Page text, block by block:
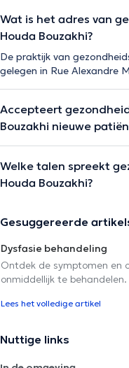
Wat is het adres van
Houda Bouzakhi?
De praktijk van
gelegen in Rue Alexandre
Accepteert
Bouzakhi nieuwe
Welke talen spreekt
Houda Bouzakhi?
Gesuggereerde
Dysfasie behandeling
Ontdek de symptomen en
onmiddellijk te behandelen.
Lees het volledige artikel
Nuttige links